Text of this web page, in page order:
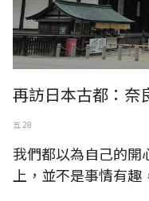
再訪日本古都：奈
五 28
我們都以為自己的開
上，並不是事情有